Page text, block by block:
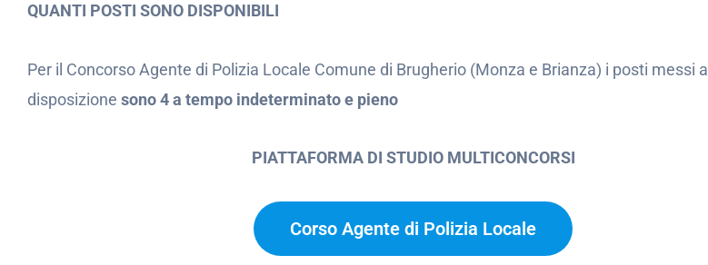
QUANTI POSTI SONO DISPONIBILI
Per il Concorso Agente di Polizia Locale Comune di Brugherio (Monza e Brianza) i posti messi a
disposizione sono 4 a tempo indeterminato e pieno
PIATTAFORMA DI STUDIO MULTICONCORSI
Corso Agente di Polizia Locale